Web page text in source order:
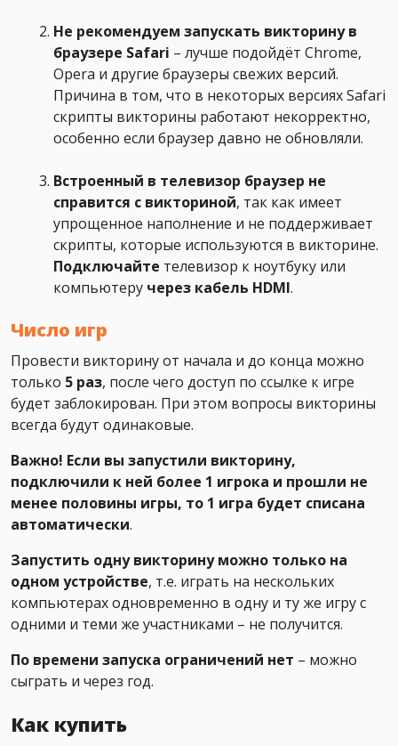
Не рекомендуем запускать викторину в
браузере Safari – лучше подойдёт Chrome,
Opera и другие браузеры свежих версий.
Причина в том, что в некоторых версиях Safari
скрипты викторины работают некорректно,
особенно если браузер давно не обновляли.
Встроенный в телевизор браузер не
справится с викториной, так как имеет
упрощенное наполнение и не поддерживает
скрипты, которые используются в викторине.
Подключайте телевизор к ноутбуку или
компьютеру через кабель HDMI.
Число игр
Провести викторину от начала и до конца можно
только 5 раз, после чего доступ по ссылке к игре
будет заблокирован. При этом вопросы викторины
всегда будут одинаковые.
Важно! Если вы запустили викторину,
подключили к ней более 1 игрока и прошли не
менее половины игры, то 1 игра будет списана
автоматически.
Запустить одну викторину можно только на
одном устройстве, т.е. играть на нескольких
компьютерах одновременно в одну и ту же игру с
одними и теми же участниками – не получится.
По времени запуска ограничений нет – можно
сыграть и через год.
Как купить